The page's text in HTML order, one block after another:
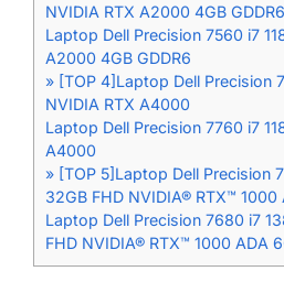
NVIDIA RTX A2000 4GB GDDR6
Laptop Dell Precision 7560 i7
A2000 4GB GDDR6
» [TOP 4]Laptop Dell Precision
NVIDIA RTX A4000
Laptop Dell Precision 7760 i7
A4000
» [TOP 5]Laptop Dell Precision
32GB FHD NVIDIA® RTX™ 1000
Laptop Dell Precision 7680 i7
FHD NVIDIA® RTX™ 1000 ADA